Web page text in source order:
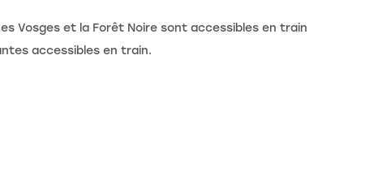
Vosges et la Forêt Noire sont accessibles en train
accessibles en train.